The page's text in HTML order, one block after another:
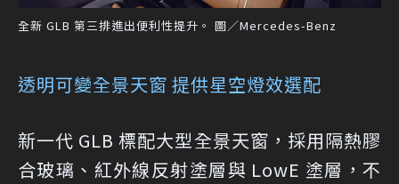
全新 GLB 第三排進出便利性提升。 圖／Mercedes-Benz
透明可變全景天窗 提供星空燈效選配
新一代 GLB 標配大型全景天窗，採用隔熱膠
合玻璃、紅外線反射塗層與 LowE 塗層，不